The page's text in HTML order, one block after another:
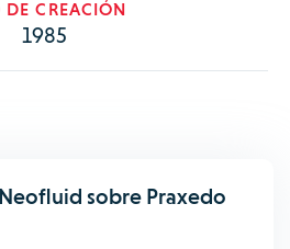
DE CREACIÓN
1985
sobre Praxedo